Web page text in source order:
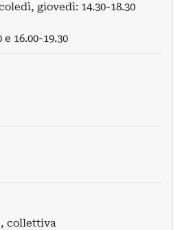
giovedì: 14.30-18.30
16.00-19.30
collettiva